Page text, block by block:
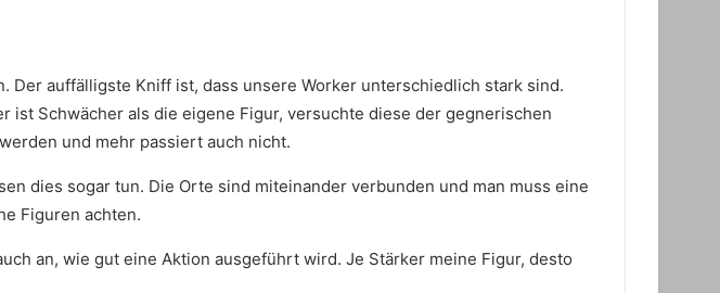
auffälligste Kniff ist, dass unsere Worker unterschiedlich stark sind.
ist Schwächer als die eigene Figur, versuchte diese der gegnerischen
und mehr passiert auch nicht.
dies sogar tun. Die Orte sind miteinander verbunden und man muss eine
Figuren achten.
an, wie gut eine Aktion ausgeführt wird. Je Stärker meine Figur, desto